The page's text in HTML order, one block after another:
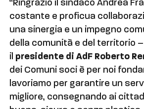
“Ringrazio il sindaco Andrea
costante e proficua
una sinergia e un impegno
della comunità e del territorio
il presidente di AdF Roberto
dei Comuni soci è per noi
lavoriamo per garantire un
migliore, consegnando ai